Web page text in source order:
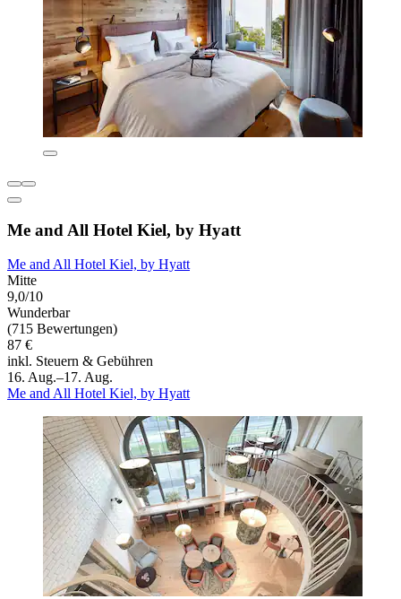
Me and All Hotel Kiel, by Hyatt
Me and All Hotel Kiel, by Hyatt
Mitte
9,0/10
Wunderbar
(715 Bewertungen)
87 €
inkl. Steuern & Gebühren
16. Aug.–17. Aug.
Me and All Hotel Kiel, by Hyatt